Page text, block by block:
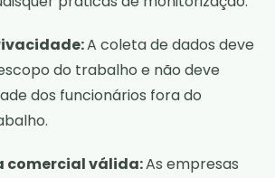
A coleta de dados deve
do trabalho e não deve
dos funcionários fora do
comercial válida:As empresas